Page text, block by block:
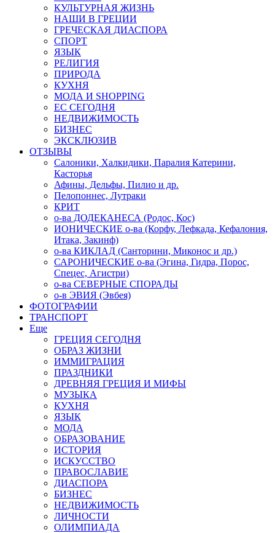
КУЛЬТУРНАЯ ЖИЗНЬ
НАШИ В ГРЕЦИИ
ГРЕЧЕСКАЯ ДИАСПОРА
СПОРТ
ЯЗЫК
РЕЛИГИЯ
ПРИРОДА
КУХНЯ
МОДА И SHOPPING
ЕС СЕГОДНЯ
НЕДВИЖИМОСТЬ
БИЗНЕС
ЭКСКЛЮЗИВ
ОТЗЫВЫ
Салоники, Халкидики, Паралия Катерини,
Касторья
Афины, Дельфы, Пилио и др.
Пелопоннес, Лутраки
КРИТ
о-ва ДОДЕКАНЕСА (Родос, Кос)
ИОНИЧЕСКИЕ о-ва (Корфу, Лефкада, Кефалония,
Итака, Закинф)
о-ва КИКЛАД (Санторини, Миконос и др.)
САРОНИЧЕСКИЕ о-ва (Эгина, Гидра, Порос,
Спецес, Агистри)
о-ва СЕВЕРНЫЕ СПОРАДЫ
о-в ЭВИЯ (Эвбея)
ФОТОГРАФИИ
ТРАНСПОРТ
Еще
ГРЕЦИЯ СЕГОДНЯ
ОБРАЗ ЖИЗНИ
ИММИГРАЦИЯ
ПРАЗДНИКИ
ДРЕВНЯЯ ГРЕЦИЯ И МИФЫ
МУЗЫКА
КУХНЯ
ЯЗЫК
МОДА
ОБРАЗОВАНИЕ
ИСТОРИЯ
ИСКУССТВО
ПРАВОСЛАВИЕ
ДИАСПОРА
БИЗНЕС
НЕДВИЖИМОСТЬ
ЛИЧНОСТИ
ОЛИМПИАДА